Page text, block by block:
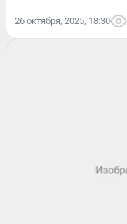
26 октября, 2025, 18:30